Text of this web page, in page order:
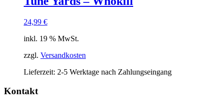
24,99 €
inkl. 19 % MwSt.
zzgl. Versandkosten
Lieferzeit: 2-5 Werktage nach Zahlungseingang
Kontakt